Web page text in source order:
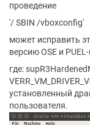
проведение
'/ SBIN /vboxconfig'
может исправить
версию OSE и
где:
установленный
пользователя.